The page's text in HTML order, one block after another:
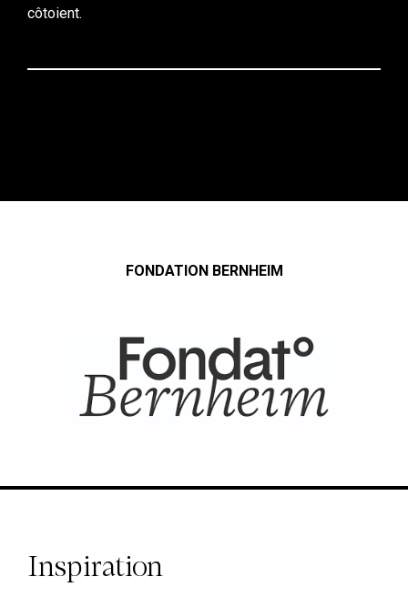
côtoient.
FONDATION BERNHEIM
Inspiration